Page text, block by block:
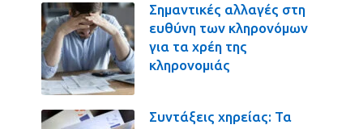
Σημαντικές αλλαγές στη
ευθύνη των κληρονόμων
για τα χρέη της
κληρονομιάς
Συντάξεις χηρείας: Τα